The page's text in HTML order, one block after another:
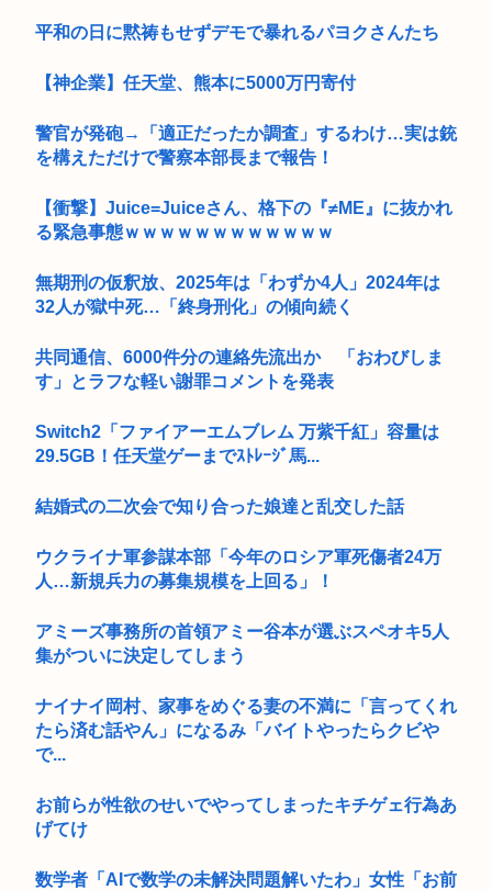
平和の日に黙祷もせずデモで暴れるパヨクさんたち
【神企業】任天堂、熊本に5000万円寄付
警官が発砲→「適正だったか調査」するわけ…実は銃
を構えただけで警察本部長まで報告！
【衝撃】Juice=Juiceさん、格下の『≠ME』に抜かれ
る緊急事態ｗｗｗｗｗｗｗｗｗｗｗｗ
無期刑の仮釈放、2025年は「わずか4人」2024年は
32人が獄中死…「終身刑化」の傾向続く
共同通信、6000件分の連絡先流出か 「おわびしま
す」とラフな軽い謝罪コメントを発表
Switch2「ファイアーエムブレム 万紫千紅」容量は
29.5GB！任天堂ゲーまでｽﾄﾚｰｼﾞ馬...
結婚式の二次会で知り合った娘達と乱交した話
ウクライナ軍参謀本部「今年のロシア軍死傷者24万
人…新規兵力の募集規模を上回る」！
アミーズ事務所の首領アミー谷本が選ぶスペオキ5人
集がついに決定してしまう
ナイナイ岡村、家事をめぐる妻の不満に「言ってくれ
たら済む話やん」になるみ「バイトやったらクビや
で...
お前らが性欲のせいでやってしまったキチゲェ行為あ
げてけ
数学者「AIで数学の未解決問題解いたわ」女性「お前